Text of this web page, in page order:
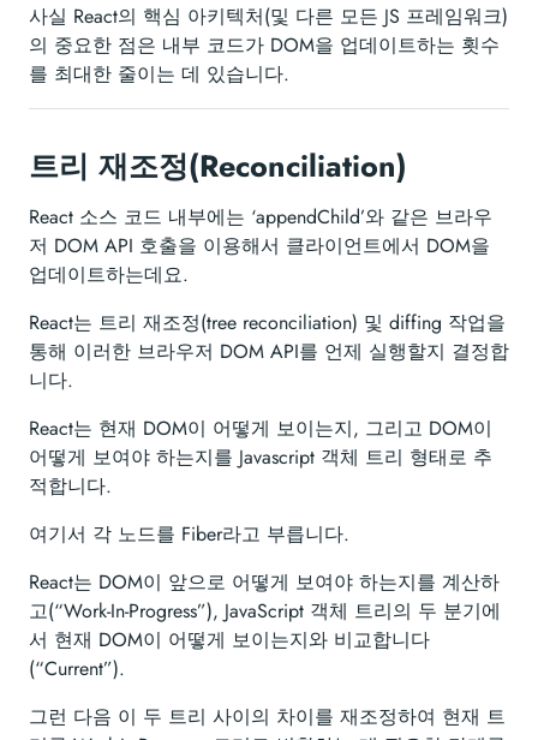
사실 React의 핵심 아키텍처(및 다른 모든 JS 프레임워크)
의 중요한 점은 내부 코드가 DOM을 업데이트하는 횟수
를 최대한 줄이는 데 있습니다.
트리 재조정(Reconciliation)
React 소스 코드 내부에는 ‘appendChild’와 같은 브라우
저 DOM API 호출을 이용해서 클라이언트에서 DOM을
업데이트하는데요.
React는 트리 재조정(tree reconciliation) 및 diffing 작업을
통해 이러한 브라우저 DOM API를 언제 실행할지 결정합
니다.
React는 현재 DOM이 어떻게 보이는지, 그리고 DOM이
어떻게 보여야 하는지를 Javascript 객체 트리 형태로 추
적합니다.
여기서 각 노드를 Fiber라고 부릅니다.
React는 DOM이 앞으로 어떻게 보여야 하는지를 계산하
고(“Work-In-Progress”), JavaScript 객체 트리의 두 분기에
서 현재 DOM이 어떻게 보이는지와 비교합니다
(“Current”).
그런 다음 이 두 트리 사이의 차이를 재조정하여 현재 트